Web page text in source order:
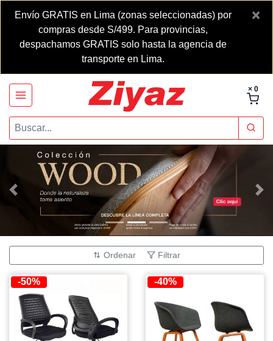
Envío GRATIS en Lima (zonas seleccionadas) por
compras desde S/499. Para provincias,
despachamos GRATIS solo hasta la agencia de
transporte en Lima.
×
× 0
Anterior
Ordenar Filtrar
-50% -40%